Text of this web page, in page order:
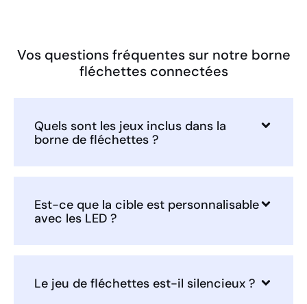
Vos questions fréquentes sur notre borne
fléchettes connectées
Quels sont les jeux inclus dans la
borne de fléchettes ?
Est-ce que la cible est personnalisable
avec les LED ?
Le jeu de fléchettes est-il silencieux ?